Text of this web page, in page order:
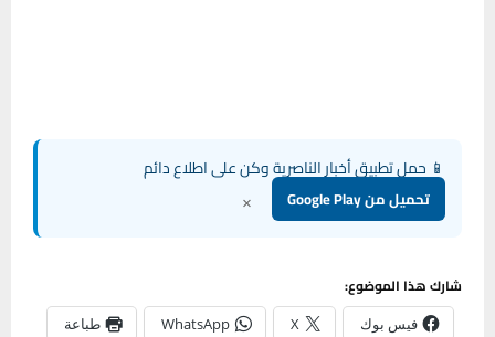
📱 حمل تطبيق أخبار الناصرية وكن على اطلاع دائم
تحميل من Google Play ×
شارك هذا الموضوع:
فيس بوك X
WhatsApp طباعة